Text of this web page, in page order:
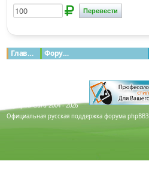
Главная Форумы
© phpBB Guru 2004 - 2026
Официальная русская поддержка форума phpBB3